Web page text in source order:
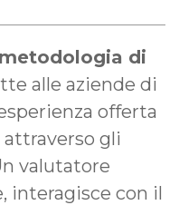
metodologia di
alle aziende di
offerta
gli
valutatore
interagisce con il